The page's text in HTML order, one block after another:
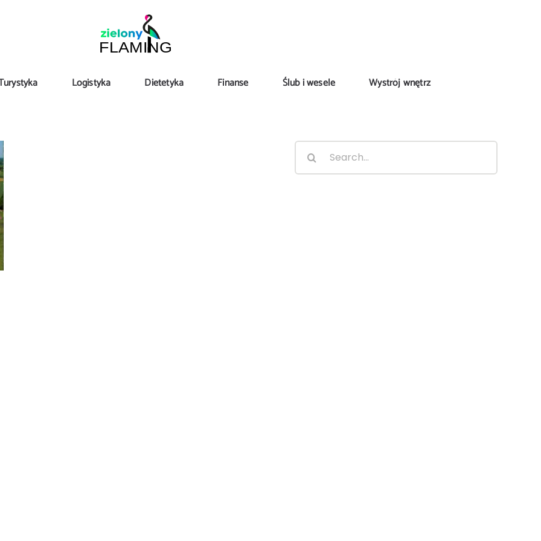
Logistyka Dietetyka Finanse Ślub i wesele Wystrój wnętrz